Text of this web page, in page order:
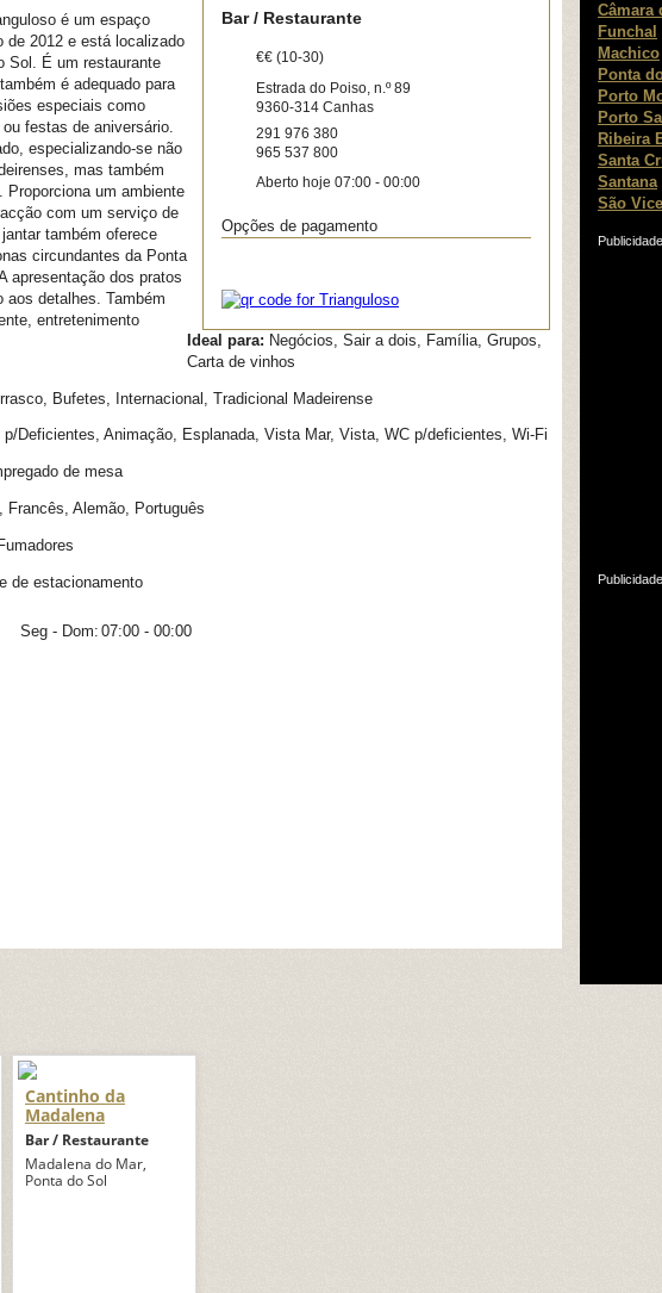
é um espaço
de 2012 e está localizado
Sol. É um restaurante
é adequado para
especiais como
festas de aniversário.
especializando-se não
mas também
Proporciona um ambiente
com um serviço de
também oferece
circundantes da Ponta
apresentação dos pratos
aos detalhes. Também
entretenimento
Bar / Restaurante
€€ (10-30)
Estrada do Poiso, n.º 89
9360-314 Canhas
291 976 380
965 537 800
Aberto hoje 07:00 - 00:00
Opções de pagamento
Ideal para: Negócios, Sair a dois, Família, Grupos,
Carta de vinhos
Bufetes, Internacional, Tradicional Madeirense
Deficientes, Animação, Esplanada, Vista Mar, Vista, WC p/deficientes, Wi-Fi
de mesa
Francês, Alemão, Português
de estacionamento
Seg - Dom: 07:00 - 00:00
Câmara
Funchal
Machico
Ponta
Porto
Porto
Ribeira
Santa
Santana
São
Publicidade
Publicidade
Cantinho da
Madalena
Bar / Restaurante
Madalena do Mar,
Ponta do Sol